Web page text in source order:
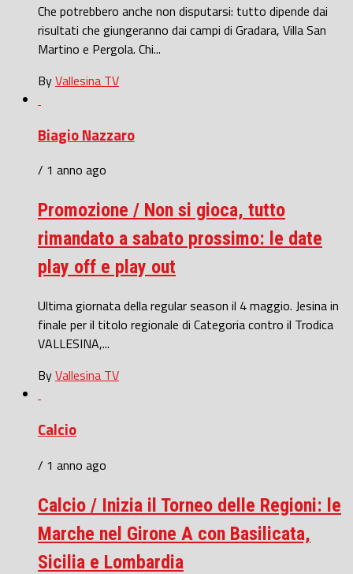
Che potrebbero anche non disputarsi: tutto dipende dai
risultati che giungeranno dai campi di Gradara, Villa San
Martino e Pergola. Chi...
ByVallesina TV
Biagio Nazzaro
/ 1 anno ago
Promozione / Non si gioca, tutto
rimandato a sabato prossimo: le date
play off e play out
Ultima giornata della regular season il 4 maggio. Jesina in
finale per il titolo regionale di Categoria contro il Trodica
VALLESINA,...
ByVallesina TV
Calcio
/ 1 anno ago
Calcio / Inizia il Torneo delle Regioni: le
Marche nel Girone A con Basilicata,
Sicilia e Lombardia